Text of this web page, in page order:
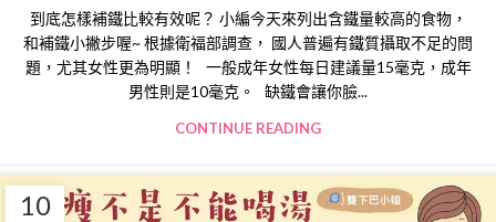
到底怎樣補鐵比較有效呢？ 小編今天來列出含鐵量較高的食物，
和補鐵小撇步喔~ 根據衛福部調查， 國人普遍有鐵質攝取不足的問
題，尤其女性更為明顯！ 一般成年女性每日建議量15毫克，成年
男性則是10毫克。 缺鐵會讓你臉...
CONTINUE READING
10